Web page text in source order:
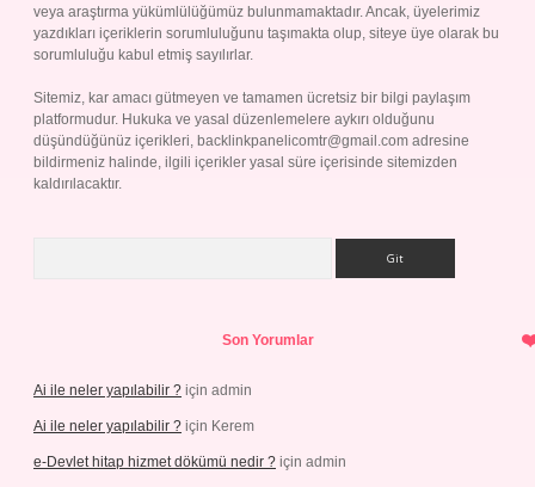
veya araştırma yükümlülüğümüz bulunmamaktadır. Ancak, üyelerimiz
yazdıkları içeriklerin sorumluluğunu taşımakta olup, siteye üye olarak bu
sorumluluğu kabul etmiş sayılırlar.
Sitemiz, kar amacı gütmeyen ve tamamen ücretsiz bir bilgi paylaşım
platformudur. Hukuka ve yasal düzenlemelere aykırı olduğunu
düşündüğünüz içerikleri, backlinkpanelicomtr@gmail.com adresine
bildirmeniz halinde, ilgili içerikler yasal süre içerisinde sitemizden
kaldırılacaktır.
Son Yorumlar
Ai ile neler yapılabilir ? için admin
Ai ile neler yapılabilir ? için Kerem
e-Devlet hitap hizmet dökümü nedir ? için admin